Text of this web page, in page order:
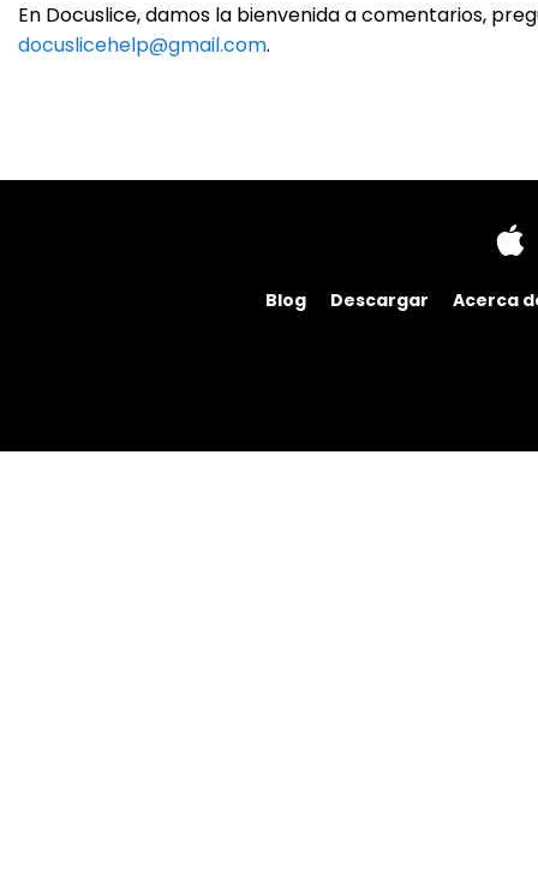
En Docuslice, damos la bienvenida a comentarios,
docuslicehelp@gmail.com.
Blog Descargar Acerca